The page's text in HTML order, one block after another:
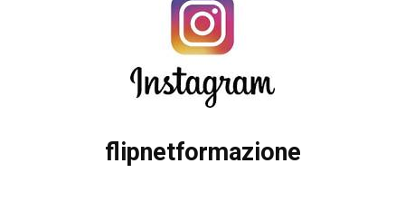
flipnetformazione